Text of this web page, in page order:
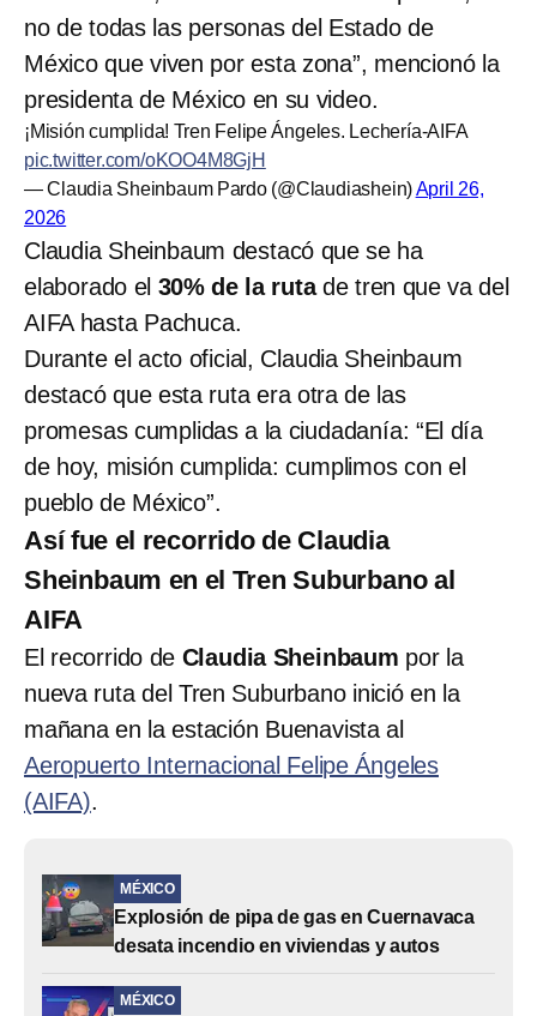
no de todas las personas del Estado de
México que viven por esta zona”, mencionó la
presidenta de México en su video.
¡Misión cumplida! Tren Felipe Ángeles. Lechería-AIFA
pic.twitter.com/oKOO4M8GjH
— Claudia Sheinbaum Pardo (@Claudiashein)April 26,
2026
Claudia Sheinbaum destacó que se ha
elaborado el 30% de la rutade tren que va del
AIFA hasta Pachuca.
Durante el acto oficial, Claudia Sheinbaum
destacó que esta ruta era otra de las
promesas cumplidas a la ciudadanía: “El día
de hoy, misión cumplida: cumplimos con el
pueblo de México”.
Así fue el recorrido de Claudia
Sheinbaum en el Tren Suburbano al
AIFA
El recorrido de Claudia Sheinbaum por la
nueva ruta del Tren Suburbano inició en la
mañana en la estación Buenavista al
Aeropuerto Internacional Felipe Ángeles
(AIFA).
MÉXICO
Explosión de pipa de gas en Cuernavaca
desata incendio en viviendas y autos
MÉXICO